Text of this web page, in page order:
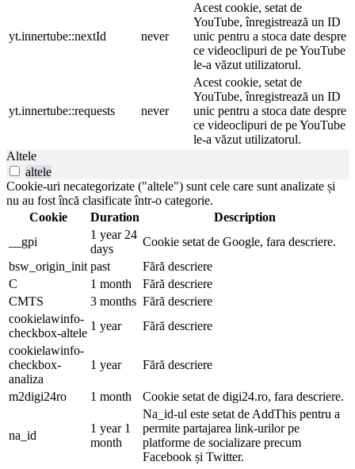
yt.innertube::nextId never
Acest cookie, setat de
YouTube, înregistrează un ID
unic pentru a stoca date despre
ce videoclipuri de pe YouTube
le-a văzut utilizatorul.
yt.innertube::requests never
Acest cookie, setat de
YouTube, înregistrează un ID
unic pentru a stoca date despre
ce videoclipuri de pe YouTube
le-a văzut utilizatorul.
Altele
altele
Cookie-uri necategorizate ("altele") sunt cele care sunt analizate și
nu au fost încă clasificate într-o categorie.
Cookie
Duration
Description
__gpi
1 year 24
days
Cookie setat de Google, fara descriere.
bsw_origin_init past
Fără descriere
C
1 month
Fără descriere
CMTS
3 months Fără descriere
cookielawinfo-
checkbox-altele
1 year
Fără descriere
cookielawinfo-
checkbox-
analiza
1 year Fără descriere
m2digi24ro 1 month Cookie setat de digi24.ro, fara descriere.
na_id
1 year 1
month
Na_id-ul este setat de AddThis pentru a
permite partajarea link-urilor pe
platforme de socializare precum
Facebook și Twitter.